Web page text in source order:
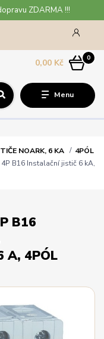
ZDARMA !!!
Menu
0
0,00 Kč
NOARK, 6 KA
4PÓL
B16 Instalační jistič 6 kA,
B16
A, 4PÓL